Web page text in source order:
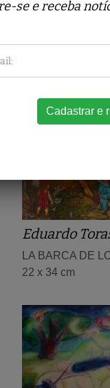
Obras
Eduardo
LA BARCA DE
22 x 34 cm
se e receba